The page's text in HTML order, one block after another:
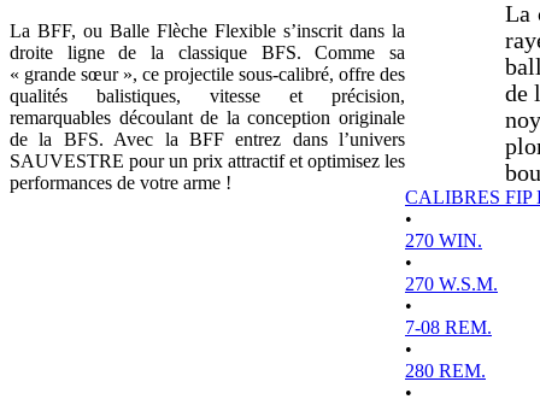
La BFF, ou Balle Flèche Flexible s’inscrit dans la
droite ligne de la classique BFS. Comme sa
« grande sœur », ce projectile sous-calibré, offre des
qualités balistiques, vitesse et précision,
remarquables découlant de la conception originale
de la BFS. Avec la BFF entrez dans l’univers
SAUVESTRE pour un prix attractif et optimisez les
performances de votre arme !
La
de
CALIBRES FIP
•
270 WIN.
•
270 W.S.M.
•
7-08 REM.
•
280 REM.
•